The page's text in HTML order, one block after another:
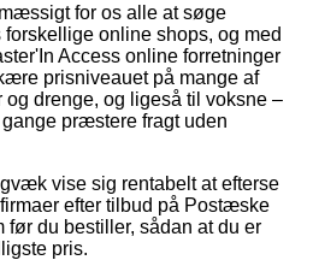
for os alle at søge
online shops, og med
Access online forretninger
prisniveauet på mange af
drenge, og ligeså til voksne –
præstere fragt uden
vise sig rentabelt at efterse
efter tilbud på Postæske
før du bestiller, sådan at du er
pris.